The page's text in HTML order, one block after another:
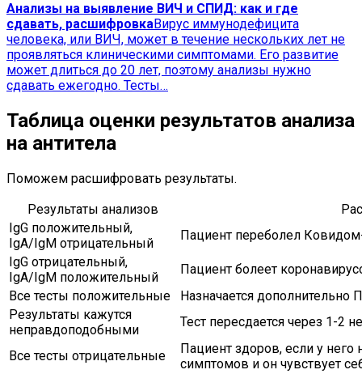
Анализы на выявление ВИЧ и СПИД: как и где
сдавать, расшифровкаВирус иммунодефицита
человека, или ВИЧ, может в течение нескольких лет не
проявляться клиническими симптомами. Его развитие
может длиться до 20 лет, поэтому анализы нужно
сдавать ежегодно. Тесты…
Таблица оценки результатов анализа
на антитела
Поможем расшифровать результаты.
Результаты анализов
IgG положительный,
IgA/IgM отрицательный
Пациент переболел
IgG отрицательный,
IgA/IgM положительный
Пациент болеет
Все тесты положительные
Назначается дополнительно
Результаты кажутся
неправдоподобными
Тест пересдается через 1-2
Все тесты отрицательные
Пациент здоров, если у
симптомов и он чувствует